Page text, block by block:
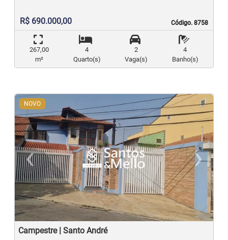
Código. 8758
Código. 8758
R$ 690.000,00
267,00
m²
4
Quarto(s)
2
Vaga(s)
4
Banho(s)
NOVO
‹
Previous
›
Campestre | Santo André